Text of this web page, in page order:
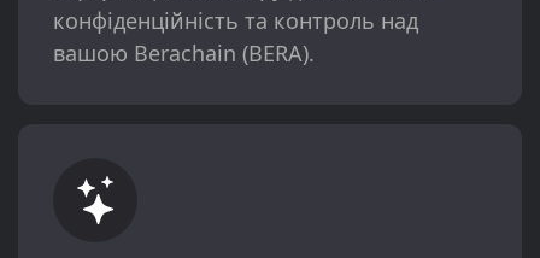
конфіденційність та контроль над
вашою Berachain (BERA).